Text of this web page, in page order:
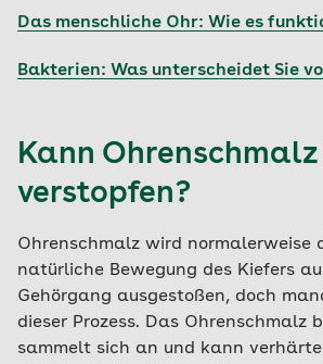
Das menschliche Ohr: Wie es
Bakterien: Was unterscheidet Sie
Kann
verstopfen?
Ohrenschmalz wird normalerweise
natürliche Bewegung des Kiefers
Gehörgang ausgestoßen, doch
dieser Prozess. Das Ohrenschmalz
sammelt sich an und kann